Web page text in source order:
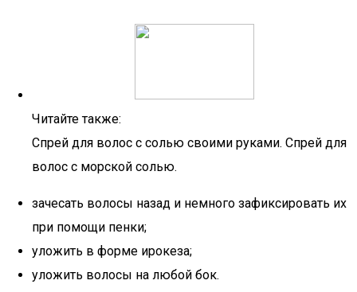
Читайте также:
Спрей для волос с солью своими руками. Спрей для
волос с морской солью.
зачесать волосы назад и немного зафиксировать их
при помощи пенки;
уложить в форме ирокеза;
уложить волосы на любой бок.